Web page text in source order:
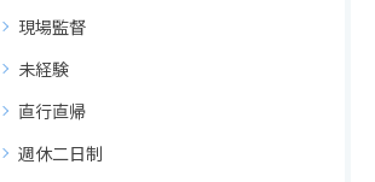
現場監督
未経験
直行直帰
週休二日制